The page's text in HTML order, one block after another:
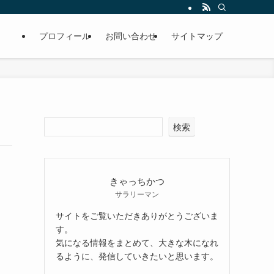
プロフィール お問い合わせ サイトマップ
検索
きゃっちかつ
サラリーマン
サイトをご覧いただきありがとうございま
す。
気になる情報をまとめて、大きな木になれ
るように、発信していきたいと思います。